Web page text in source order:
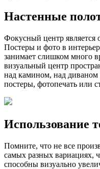
Настенные
Фокусный центр является
Постеры и фото в
занимает слишком много
визуальный центр
над камином, над диваном
постеры, фотопечать или
Использование
Помните, что не все
самых разных вариациях,
способны визуально